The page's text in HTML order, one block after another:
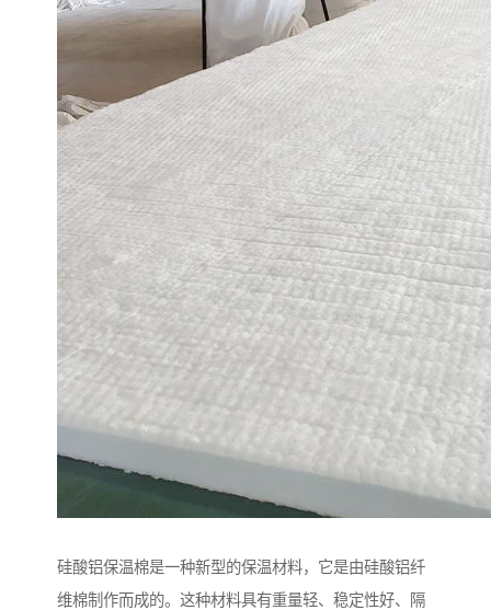
硅酸铝保温棉是一种新型的保温材料，它是由硅酸铝纤
维棉制作而成的。这种材料具有重量轻、稳定性好、隔